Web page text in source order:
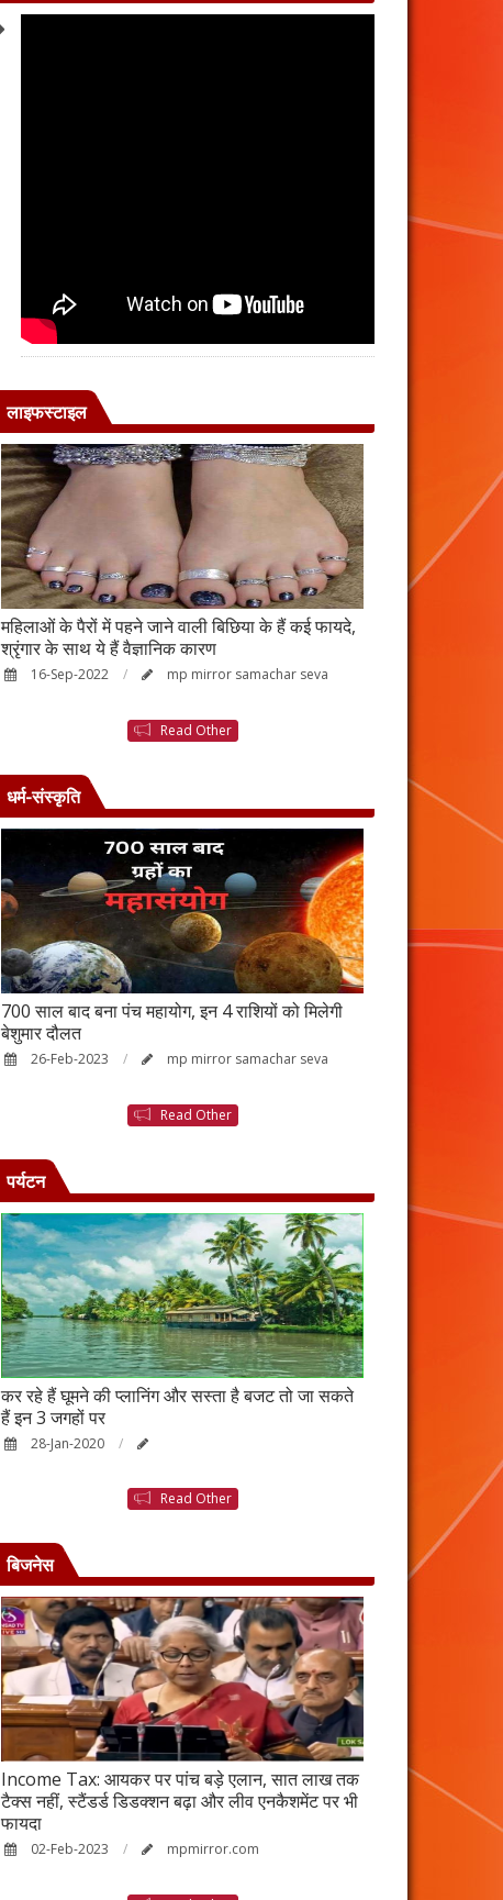
लाइफस्टाइल
महिलाओं के पैरों में पहने जाने वाली बिछिया के हैं कई फायदे,
श्रृंगार के साथ ये हैं वैज्ञानिक कारण
16-Sep-2022 mp mirror samachar seva
Read Other
धर्म-संस्कृति
700 साल बाद बना पंच महायोग, इन 4 राशियों को मिलेगी
बेशुमार दौलत
26-Feb-2023 mp mirror samachar seva
Read Other
पर्यटन
कर रहे हैं घूमने की प्लानिंग और सस्ता है बजट तो जा सकते
हैं इन 3 जगहों पर
28-Jan-2020
Read Other
बिजनेस
Income Tax: आयकर पर पांच बड़े एलान, सात लाख तक
टैक्स नहीं, स्टैंडर्ड डिडक्शन बढ़ा और लीव एनकैशमेंट पर भी
फायदा
02-Feb-2023 mpmirror.com
वर्ष 2023 में भी
विकेंद्रीकरण का
17-Jan-2023